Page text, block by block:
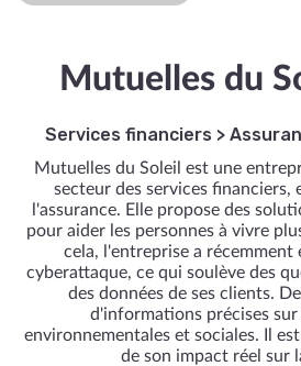
Mutuelles du
Services financiers >
Mutuelles du Soleil est une
secteur des services financiers,
l'assurance. Elle propose des
pour aider les personnes à vivre
cela, l'entreprise a récemment
cyberattaque, ce qui soulève des
des données de ses clients.
d'informations précises sur
environnementales et sociales. Il
de son impact réel sur